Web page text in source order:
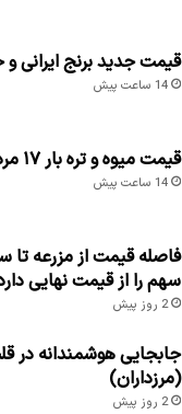
قیمت جدید برنج ایرانی
14 ساعت پیش
قیمت میوه و تره بار ۱۷ مرداد ۱۴۰۵
14 ساعت پیش
فاصله قیمت از مزرعه تا
سهم را از قیمت نهایی
2 روز پیش
جابجایی هوشمندانه در
(مرزداران)
2 روز پیش